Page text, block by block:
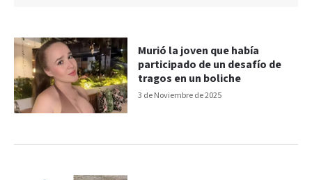
3 de Noviembre de 2025
Murió la joven que había
participado de un desafío de
tragos en un boliche